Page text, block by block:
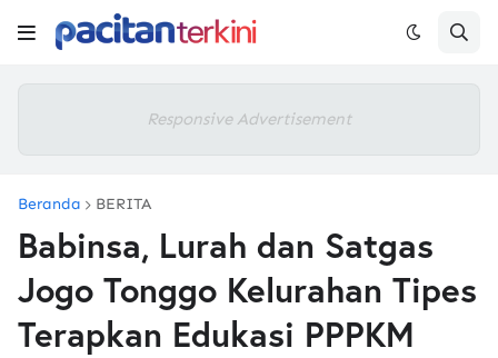
Responsive Advertisement
Beranda BERITA
Babinsa, Lurah dan Satgas
Jogo Tonggo Kelurahan Tipes
Terapkan Edukasi PPPKM